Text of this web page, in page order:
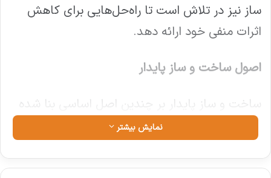
ساز نیز در تلاش است تا راه‌حل‌هایی برای کاهش
اثرات منفی خود ارائه دهد.
اصول ساخت و ساز پایدار
ساخت و ساز پایدار بر چندین اصل اساسی بنا شده
است که در آن بهینه‌سازی مصرف انرژی، استفاده از
دارد. این اصول به شرح زیر هستند:
نمایش بیشتر